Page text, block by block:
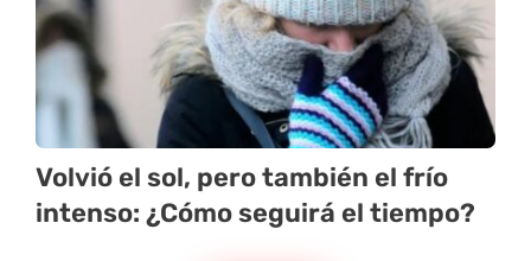
Volvió el sol, pero también el frío
intenso: ¿Cómo seguirá el tiempo?